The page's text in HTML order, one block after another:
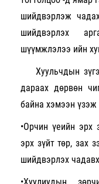
шийдвэрлэж
шийдвэрлэх
шүүмжлэлээ ийн
Хуульчдын
дараах дөрвөн
байна хэмээн
•Орчин үеийн эрх
эрх зүйт төр, зах
шийдвэрлэх